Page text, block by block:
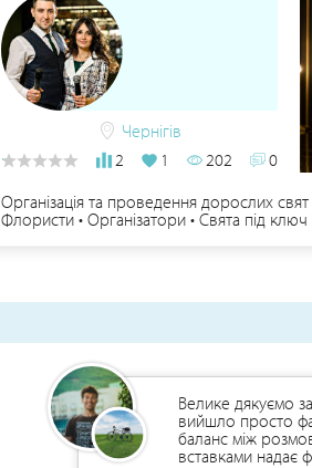
Чернігів
2
1 202
0
Організація та проведення дорослих
Флористи • Організатори • Свята під
Велике дякуємо
вийшло просто
баланс між
вставками надає